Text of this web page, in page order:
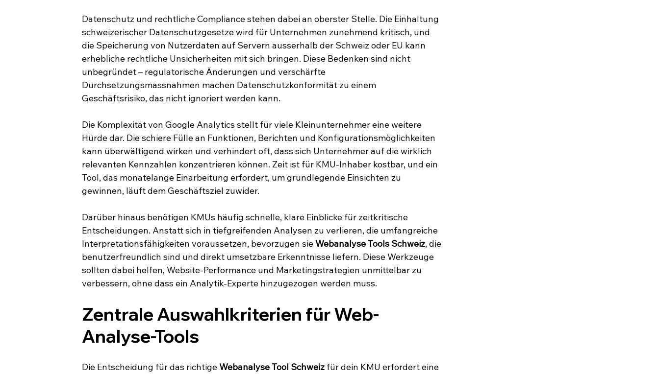
Datenschutz und rechtliche Compliance stehen dabei an oberster Stelle. Die Einhaltung
schweizerischer Datenschutzgesetze wird für Unternehmen zunehmend kritisch, und
die Speicherung von Nutzerdaten auf Servern ausserhalb der Schweiz oder EU kann
erhebliche rechtliche Unsicherheiten mit sich bringen. Diese Bedenken sind nicht
unbegründet – regulatorische Änderungen und verschärfte
Durchsetzungsmassnahmen machen Datenschutzkonformität zu einem
Geschäftsrisiko, das nicht ignoriert werden kann.
Die Komplexität von Google Analytics stellt für viele Kleinunternehmer eine weitere
Hürde dar. Die schiere Fülle an Funktionen, Berichten und Konfigurationsmöglichkeiten
kann überwältigend wirken und verhindert oft, dass sich Unternehmer auf die wirklich
relevanten Kennzahlen konzentrieren können. Zeit ist für KMU-Inhaber kostbar, und ein
Tool, das monatelange Einarbeitung erfordert, um grundlegende Einsichten zu
gewinnen, läuft dem Geschäftsziel zuwider.
Darüber hinaus benötigen KMUs häufig schnelle, klare Einblicke für zeitkritische
Entscheidungen. Anstatt sich in tiefgreifenden Analysen zu verlieren, die umfangreiche
Interpretationsfähigkeiten voraussetzen, bevorzugen sie Webanalyse Tools Schweiz, die
benutzerfreundlich sind und direkt umsetzbare Erkenntnisse liefern. Diese Werkzeuge
sollten dabei helfen, Website-Performance und Marketingstrategien unmittelbar zu
verbessern, ohne dass ein Analytik-Experte hinzugezogen werden muss.
Zentrale Auswahlkriterien für Web-
Analyse-Tools
Die Entscheidung für das richtige Webanalyse Tool Schweiz für dein KMU erfordert eine